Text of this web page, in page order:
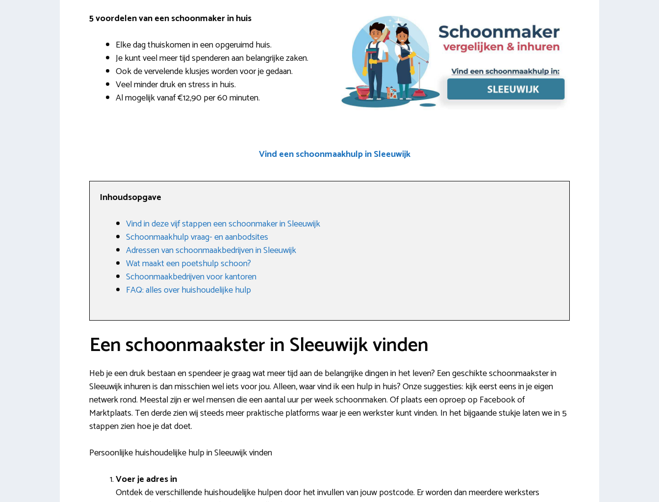
5 voordelen van een schoonmaker in huis
Elke dag thuiskomen in een opgeruimd huis.
Je kunt veel meer tijd spenderen aan belangrijke zaken.
Ook de vervelende klusjes worden voor je gedaan.
Veel minder druk en stress in huis.
Al mogelijk vanaf €12,90 per 60 minuten.
Vind een schoonmaakhulp in Sleeuwijk
Inhoudsopgave
Vind in deze vijf stappen een schoonmaker in Sleeuwijk
Schoonmaakhulp vraag- en aanbodsites
Adressen van schoonmaakbedrijven in Sleeuwijk
Wat maakt een poetshulp schoon?
Schoonmaakbedrijven voor kantoren
FAQ: alles over huishoudelijke hulp
Een schoonmaakster in Sleeuwijk vinden
Heb je een druk bestaan en spendeer je graag wat meer tijd aan de belangrijke dingen in het leven? Een geschikte schoonmaakster in
Sleeuwijk inhuren is dan misschien wel iets voor jou. Alleen, waar vind ik een hulp in huis? Onze suggesties: kijk eerst eens in je eigen
netwerk rond. Meestal zijn er wel mensen die een aantal uur per week schoonmaken. Of plaats een oproep op Facebook of
Marktplaats. Ten derde zien wij steeds meer praktische platforms waar je een werkster kunt vinden. In het bijgaande stukje laten we in 5
stappen zien hoe je dat doet.
Persoonlijke huishoudelijke hulp in Sleeuwijk vinden
Voer je adres in
Ontdek de verschillende huishoudelijke hulpen door het invullen van jouw postcode. Er worden dan meerdere werksters